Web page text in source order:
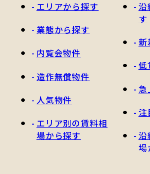
エリアから探す
業態から探す
内覧会物件
造作無償物件
人気物件
エリア別の賃料相
場から探す
沿
す
新
低
急
注
沿
場